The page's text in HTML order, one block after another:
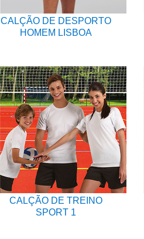
CALÇÃO DE DESPORTO
HOMEM LISBOA
CALÇÃO DE TREINO
SPORT 1